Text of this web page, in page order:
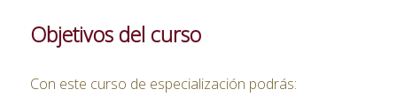
Objetivos del curso
Con este curso de especialización podrás: